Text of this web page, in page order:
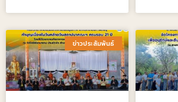
ข่าวประสัมพันธ์​